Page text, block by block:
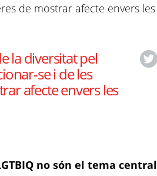
de mostrar afecte envers les
la diversitat pel
se i de les
afecte envers les
no són el tema central